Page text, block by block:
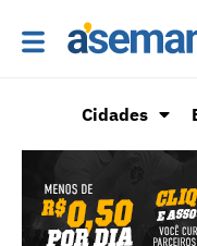
Cidades